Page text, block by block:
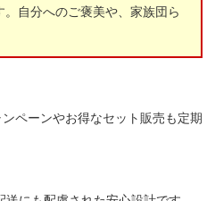
自分へのご褒美や、家族団ら
ペーンやお得なセット販売も定期